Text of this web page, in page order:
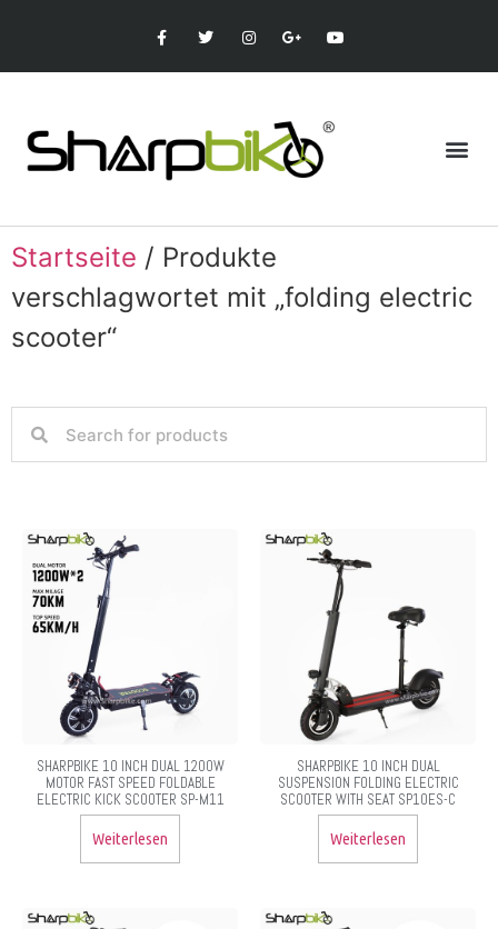
Startseite / Produkte
verschlagwortet mit „folding electric
scooter“
SHARPBIKE 10 INCH DUAL 1200W
MOTOR FAST SPEED FOLDABLE
ELECTRIC KICK SCOOTER SP-M11
Weiterlesen
SHARPBIKE 10 INCH DUAL
SUSPENSION FOLDING ELECTRIC
SCOOTER WITH SEAT SP10ES-C
Weiterlesen